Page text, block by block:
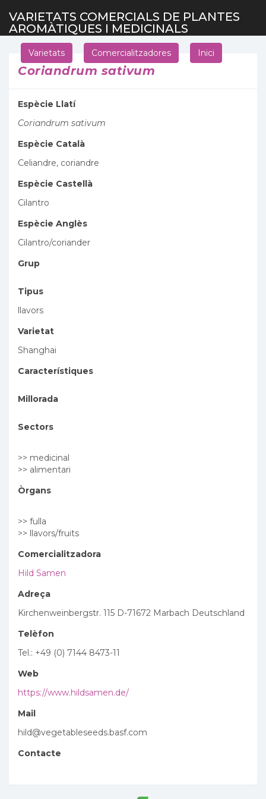
VARIETATS COMERCIALS DE PLANTES
AROMÀTIQUES I MEDICINALS
Varietats Comercialitzadores Inici
Coriandrum sativum
Espècie Llatí
Coriandrum sativum
Espècie Català
Celiandre, coriandre
Espècie Castellà
Cilantro
Espècie Anglès
Cilantro/coriander
Grup
Tipus
llavors
Varietat
Shanghai
Característiques
Millorada
Sectors
>> medicinal
>> alimentari
Òrgans
>> fulla
>> llavors/fruits
Comercialitzadora
Hild Samen
Adreça
Kirchenweinbergstr. 115 D-71672 Marbach Deutschland
Telèfon
Tel.: +49 (0) 7144 8473-11
Web
https://www.hildsamen.de/
Mail
hild@vegetableseeds.basf.com
Contacte